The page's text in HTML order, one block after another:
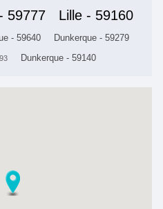
59777 Lille - 59160
- 59640 Dunkerque - 59279
Dunkerque - 59140